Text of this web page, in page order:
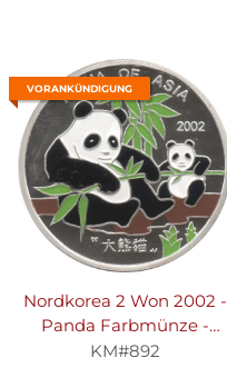
VORANKÜNDIGUNG
Nordkorea 2 Won 2002 -
Panda Farbmünze -
Silber PP
KM#892